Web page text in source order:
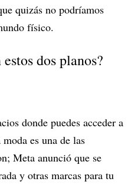
quizás no podríamos
físico.
dos planos?
donde puedes acceder a
es una de las
Meta anunció que se
y otras marcas para tu